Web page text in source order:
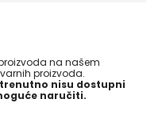
na našem
proizvoda.
nisu dostupni
naručiti.